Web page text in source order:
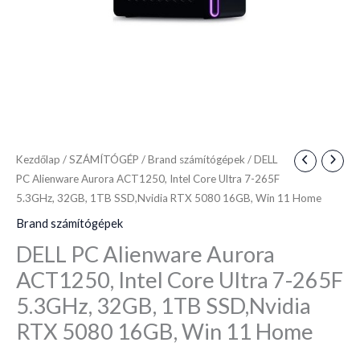
Kezdőlap /SZÁMÍTÓGÉP /Brand számítógépek / DELL
PC Alienware Aurora ACT1250, Intel Core Ultra 7-265F
5.3GHz, 32GB, 1TB SSD,Nvidia RTX 5080 16GB, Win 11 Home
Brand számítógépek
DELL PC Alienware Aurora
ACT1250, Intel Core Ultra 7-265F
5.3GHz, 32GB, 1TB SSD,Nvidia
RTX 5080 16GB, Win 11 Home
16GB,
Win
11
Home